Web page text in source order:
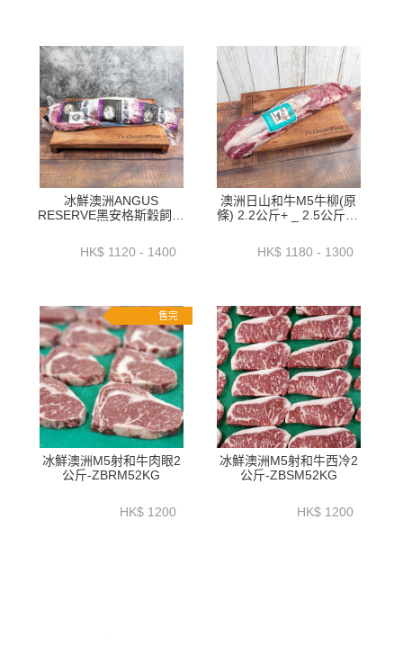
冰鮮澳洲ANGUS
RESERVE黑安格斯穀飼牛
或以上-BAAR15P1_2_3
HK$ 1120 - 1400
澳洲日山和牛M5牛柳(原
條) 2.2公斤+ _ 2.5公斤+ -
BAWT01NP2
HK$ 1180 - 1300
售完
冰鮮澳洲M5射和牛肉眼2
公斤-ZBRM52KG
HK$ 1200
冰鮮澳洲M5射和牛西冷2
公斤-ZBSM52KG
HK$ 1200